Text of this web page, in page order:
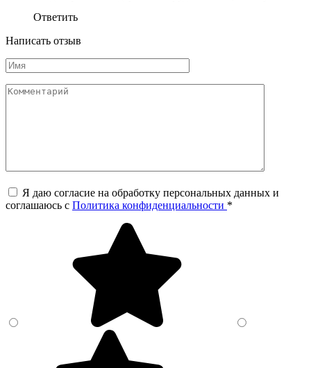
Ответить
Написать отзыв
Я даю согласие на обработку персональных данных и
соглашаюсь c Политика конфиденциальности *